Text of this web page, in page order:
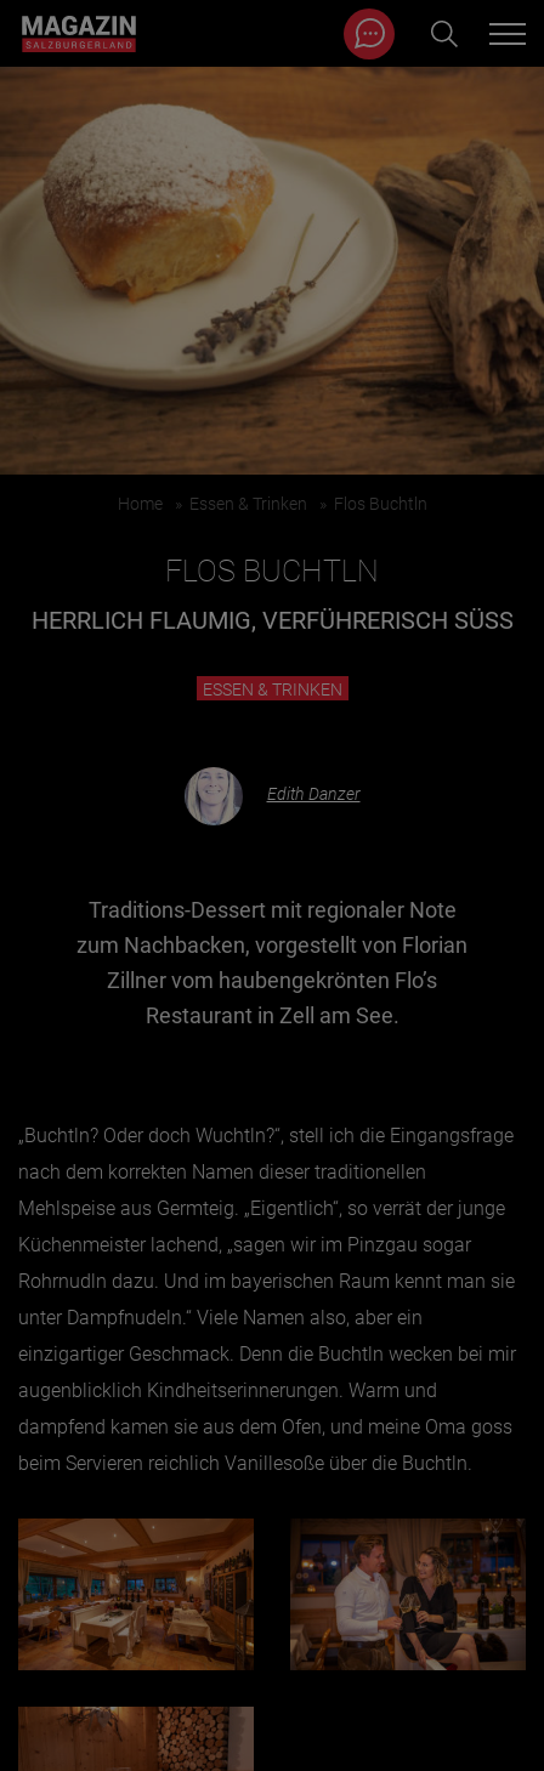
BEITRÄGE IN MEINER NÄHE
BEITRÄGE IN MEINER NÄHE ANZEIGEN
Essen & Trinken
Hotel & Reise
Jänner
März
April
Mai
Juni
Juli
August
Oktober
November
Dezember
Magazin durchsuchen...
Home » Essen & Trinken » Flos Buchtln
FLOS BUCHTLN
HERRLICH FLAUMIG, VERFÜHRERISCH SÜSS
ESSEN & TRINKEN
Edith Danzer
Traditions-Dessert mit regionaler Note
zum Nachbacken, vorgestellt von Florian
Zillner vom haubengekrönten Flo’s
Restaurant in Zell am See.
„Buchtln? Oder doch Wuchtln?“, stell ich die Eingangsfrage
nach dem korrekten Namen dieser traditionellen
Mehlspeise aus Germteig. „Eigentlich“, so verrät der junge
Küchenmeister lachend, „sagen wir im Pinzgau sogar
Rohrnudln dazu. Und im bayerischen Raum kennt man sie
unter Dampfnudeln.“ Viele Namen also, aber ein
einzigartiger Geschmack. Denn die Buchtln wecken bei mir
augenblicklich Kindheitserinnerungen. Warm und
dampfend kamen sie aus dem Ofen, und meine Oma goss
beim Servieren reichlich Vanillesoße über die Buchtln.